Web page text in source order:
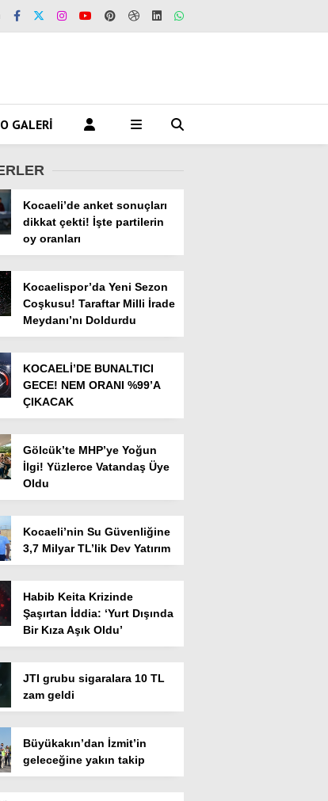
GALERI
Kocaeli’de anket sonuçları
dikkat çekti! İşte partilerin
oy oranları
Kocaelispor’da Yeni Sezon
Coşkusu! Taraftar Milli İrade
Meydanı’nı Doldurdu
KOCAELİ’DE BUNALTICI
GECE! NEM ORANI %99’A
ÇIKACAK
Gölcük’te MHP’ye Yoğun
İlgi! Yüzlerce Vatandaş Üye
Oldu
Kocaeli’nin Su Güvenliğine
3,7 Milyar TL’lik Dev Yatırım
Habib Keita Krizinde
Şaşırtan İddia: ‘Yurt Dışında
Bir Kıza Aşık Oldu’
JTI grubu sigaralara 10 TL
zam geldi
Büyükakın’dan İzmit’in
geleceğine yakın takip